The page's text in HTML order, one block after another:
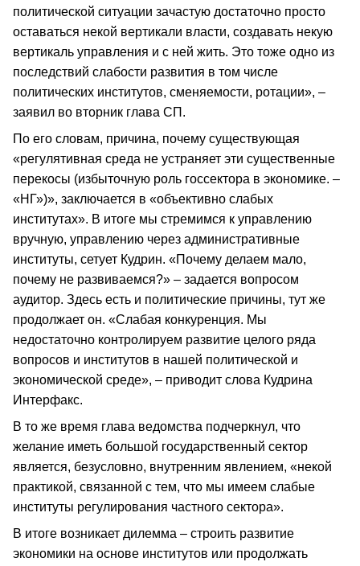
политической ситуации зачастую достаточно просто
оставаться некой вертикали власти, создавать некую
вертикаль управления и с ней жить. Это тоже одно из
последствий слабости развития в том числе
политических институтов, сменяемости, ротации», –
заявил во вторник глава СП.
По его словам, причина, почему существующая
«регулятивная среда не устраняет эти существенные
перекосы (избыточную роль госсектора в экономике. –
«НГ»)», заключается в «объективно слабых
институтах». В итоге мы стремимся к управлению
вручную, управлению через административные
институты, сетует Кудрин. «Почему делаем мало,
почему не развиваемся?» – задается вопросом
аудитор. Здесь есть и политические причины, тут же
продолжает он. «Слабая конкуренция. Мы
недостаточно контролируем развитие целого ряда
вопросов и институтов в нашей политической и
экономической среде», – приводит слова Кудрина
Интерфакс.
В то же время глава ведомства подчеркнул, что
желание иметь большой государственный сектор
является, безусловно, внутренним явлением, «некой
практикой, связанной с тем, что мы имеем слабые
институты регулирования частного сектора».
В итоге возникает дилемма – строить развитие
экономики на основе институтов или продолжать